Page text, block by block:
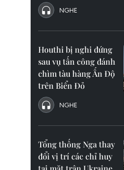
NGHE
Houthi bị nghi đứng
sau vụ tấn công đánh
chìm tàu hàng Ấn Độ
trên Biển Đỏ
NGHE
Tổng thống Nga thay
đổi vị trí các chỉ huy